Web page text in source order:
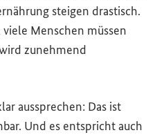
steigen drastisch.
Menschen müssen
zunehmend
aussprechen: Das ist
Und es entspricht auch